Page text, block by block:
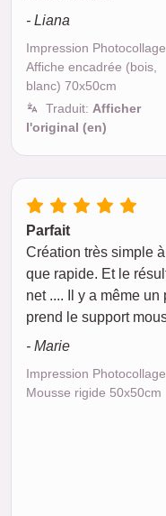
- Liana
Impression Photocollage
Affiche encadrée (bois,
blanc) 70x50cm
Traduit: Afficher
l'original (en)
Parfait
Création très simple
que rapide. Et le
net .... Il y a même
prend le support
- Marie
Impression Photocollage
Mousse rigide 50x50cm